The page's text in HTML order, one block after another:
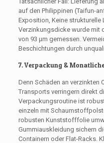
auf den Philippinen (Taifun-
Exposition, Keine
Verzinkungsdicke wurde mit
von 93 μm gemessen.
Beschichtungen durch
7. Verpackung &
Denn Schäden an verzinkten
Transports verringern direkt
Verpackungsroutine ist
einzeln mit
robusten Kunststofffolie
Gummiauskleidung sichern
Containern oder Flat-Racks.